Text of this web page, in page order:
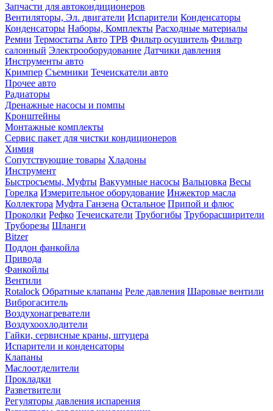
Запчасти для автокондиционеров
Вентиляторы, Эл. двигатели Испарители Конденсаторы
Конденсаторы Наборы, Комплекты Расходные материалы
Ремни Термостаты Авто ТРВ Фильтр осушитель Фильтр
салонный Электрооборудование Датчики давления
Инструменты авто
Кримпер Съемники Течеискатели авто
Прочее авто
Радиаторы
Дренажные насосы и помпы
Кронштейны
Монтажные комплекты
Сервис пакет для чистки кондиционеров
Химия
Сопутствующие товары Хладоны
Инструмент
Быстросъемы, Муфты Вакуумные насосы Вальцовка Весы
Горелка Измерительное оборудование Инжектор масла
Коллектора Муфта Ганзена Остальное Припой и флюс
Проколки Рефко Течеискатели Трубогибы Труборасширители
Труборезы Шланги
Bitzer
Поддон фанкойла
Привода
Фанкойлы
Вентили
Rotalock Обратные клапаны Реле давления Шаровые вентили
Виброгаситель
Воздухонагреватели
Воздухоохлодители
Гайки, сервисные краны, штуцера
Испарители и конденсаторы
Клапаны
Маслоотделители
Прокладки
Разветвители
Регуляторы давления испарения